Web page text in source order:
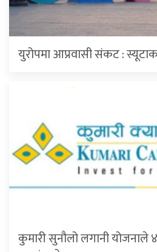
युरोपमा आप्रवासी संकट :
कुमारी सुनौलो लगानी योजनाले